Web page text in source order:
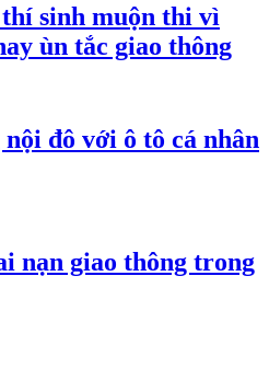
sinh muộn thi vì
ùn tắc giao thông
đô với ô tô cá nhân
nạn giao thông trong